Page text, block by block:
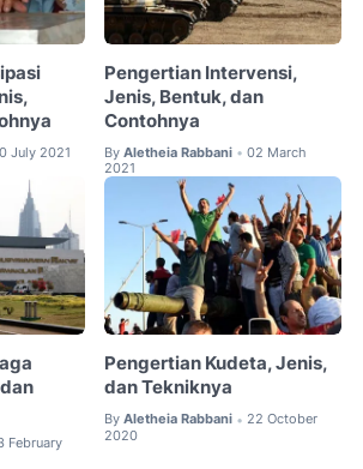
July 2021
Pengertian Intervensi,
Jenis, Bentuk, dan
Contohnya
By Aletheia Rabbani • 02 March
2021
February
Pengertian Kudeta, Jenis,
dan Tekniknya
By Aletheia Rabbani • 22 October
2020